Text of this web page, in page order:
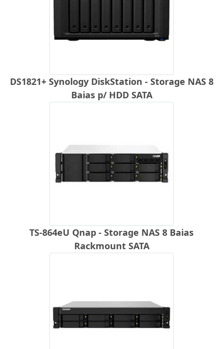
DS1821+ Synology DiskStation - Storage NAS 8
Baias p/ HDD SATA
TS-864eU Qnap - Storage NAS 8 Baias
Rackmount SATA